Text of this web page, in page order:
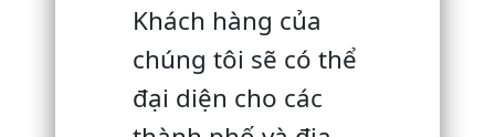
Khách hàng của
chúng tôi sẽ có thể
đại diện cho các